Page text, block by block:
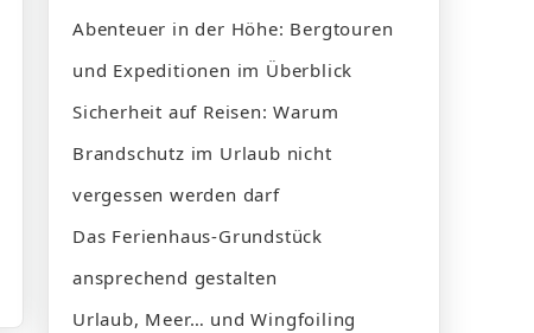
Abenteuer in der Höhe: Bergtouren
und Expeditionen im Überblick
Sicherheit auf Reisen: Warum
Brandschutz im Urlaub nicht
vergessen werden darf
Das Ferienhaus-Grundstück
ansprechend gestalten
Urlaub, Meer… und Wingfoiling